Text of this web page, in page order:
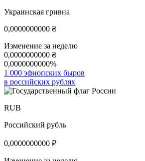
Украинская гривна
0,0000000000 ₴
Изменение за неделю
0,0000000000 ₴
0,0000000000%
1 000 эфиопских быров
в российских рублях
RUB
Российский рубль
0,0000000000 ₽